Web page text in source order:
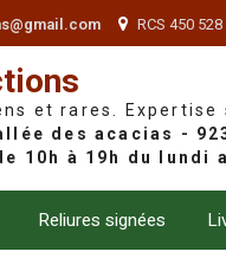
RCS 450
et rares. Expertise
Reliures signées